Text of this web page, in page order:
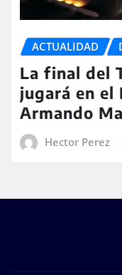
ACTUALIDAD
La final del
jugará en el
Armando
Hector Perez